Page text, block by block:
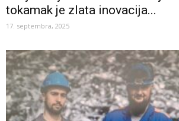
tokamak je zlata inovacija...
17. septembra, 2025